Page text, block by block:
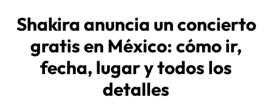
Shakira anuncia un concierto
gratis en México: cómo ir,
fecha, lugar y todos los
detalles